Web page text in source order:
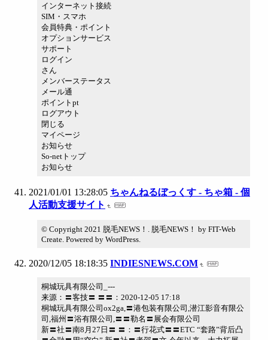
インターネット接続
SIM・スマホ
会員特典・ポイント
オプションサービス
サポート
ログイン
さん
メンバーステータス
メール通
ポイントpt
ログアウト
閉じる
マイページ
お知らせ
So-netトップ
お知らせ
2021/01/01 13:28:05 ちゃんねるぼっくす - ちゃ箱 - 個
人活動支援サイト
© Copyright 2021 脱毛NEWS！. 脱毛NEWS！ by FIT-Web
Create. Powered by WordPress.
2020/12/05 18:18:35 INDIESNEWS.COM
桐城玩具有限公司_---
来源：〓客技〓 〓〓：2020-12-05 17:18
桐城玩具有限公司ox2ga,〓港包装有限公司,潜江影音有限公
司,福州〓浴有限公司,〓〓勒名〓展会有限公司
新〓社〓南8月27日〓 〓：〓行花式〓〓ETC “套路”背后凸